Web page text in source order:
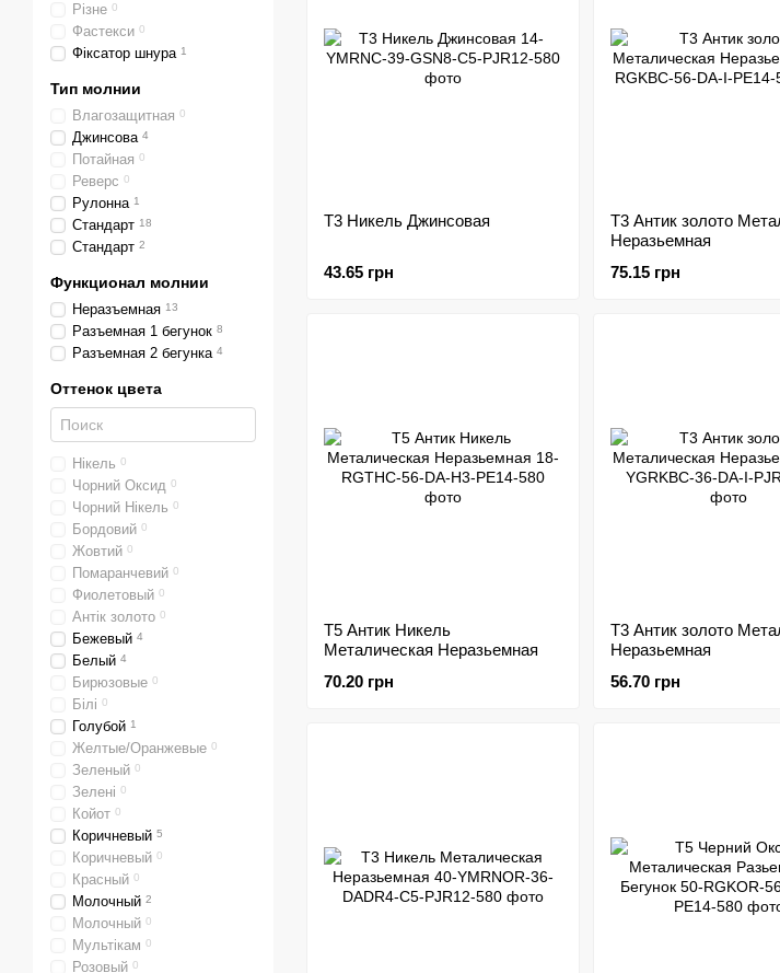
Т3 Никель Джинсовая
43.65 грн
Т3 Антик золото
Неразьемная
75.15 грн
Т5 Антик Никель
Металическая Неразьемная
70.20 грн
Т3 Антик золото
Неразьемная
56.70 грн
Різне 0
Фастекси 0
Фіксатор шнура 1
Тип молнии
Влагозащитная 0
Джинсова 4
Потайная 0
Реверс 0
Рулонна 1
Стандарт 18
Стандарт 2
Функционал молнии
Неразъемная 13
Разъемная 1 бегунок 8
Разъемная 2 бегунка 4
Оттенок цвета
Нікель 0
Чорний Оксид 0
Чорний Нікель 0
Бордовий 0
Жовтий 0
Помаранчевий 0
Фиолетовый 0
Антік золото 0
Бежевый 4
Белый 4
Бирюзовые 0
Білі 0
Голубой 1
Желтые/Оранжевые 0
Зеленый 0
Зелені 0
Койот 0
Коричневый 5
Коричневый 0
Красный 0
Молочный 2
Молочный 0
Мультікам 0
Розовый 0